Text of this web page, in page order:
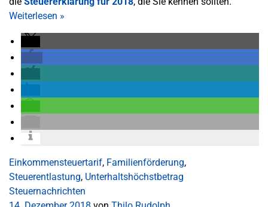
Weiterlesen »
Einkommensteuertarif, Familienförderung,
Steuerentlastung, Unterhaltshöchstbetrag
Steuernachrichten